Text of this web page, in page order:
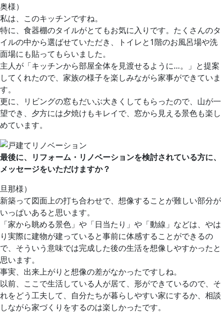
奥様）
私は、このキッチンですね。
特に、食器棚のタイルがとてもお気に入りです。たくさんのタ
イルの中から選ばせていただき、トイレと1階のお風呂場や洗
面場にも貼ってもらいました。
主人が「キッチンから部屋全体を見渡せるように…。」と提案
してくれたので、家族の様子を楽しみながら家事ができていま
す。
更に、リビングの窓もだいぶ大きくしてもらったので、山が一
望でき、夕方には夕焼けもキレイで、窓から見える景色も楽し
めています。
最後に、リフォーム・リノベーションを検討されている方に、
メッセージをいただけますか？
旦那様）
新築って図面上の打ち合わせで、想像することが難しい部分が
いっぱいあると思います。
「家から眺める景色」や「日当たり」や「動線」などは、やは
り実際に建物が建っていると事前に体感することができるの
で、そういう意味では完成した後の生活を想像しやすかったと
思います。
事実、出来上がりと想像の差がなかったですしね。
以前、ここで生活している人が居て、形ができているので、そ
れをどう工夫して、自分たちが暮らしやすい家にするか、相談
しながら家づくりをするのは楽しかったです。